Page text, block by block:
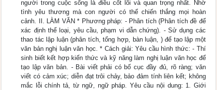
người trong cuộc sống là điều cốt lõi và quan trọng nhất. Nhờ
tình yêu thương mà con người có thể chiến thắng mọi hoàn
cảnh. II. LÀM VĂN * Phương pháp: - Phân tích (Phân tích đề để
xác định thể loại, yêu cầu, phạm vi dẫn chứng). - Sử dụng các
thao tác lập luận (phân tích, tổng hợp, bàn luận, ) để tạo lập một
văn bản nghị luận văn học. * Cách giải: Yêu cầu hình thức: - Thí
sinh biết kết hợp kiến thức và kỹ năng làm nghị luận văn học để
tạo lập văn bản. - Bài viết phải có bố cục đầy đủ, rõ ràng; văn
viết có cảm xúc; diễn đạt trôi chảy, bảo đảm tính liên kết; không
mắc lỗi chính tả, từ ngữ, ngữ pháp. Yêu cầu nội dung: 1. Giới